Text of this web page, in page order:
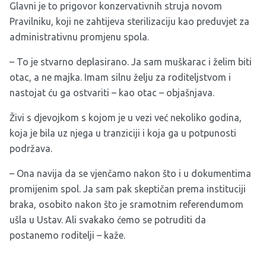
Glavni je to prigovor konzervativnih struja novom
Pravilniku, koji ne zahtijeva sterilizaciju kao preduvjet za
administrativnu promjenu spola.
– To je stvarno deplasirano. Ja sam muškarac i želim biti
otac, a ne majka. Imam silnu želju za roditeljstvom i
nastojat ću ga ostvariti – kao otac – objašnjava.
Živi s djevojkom s kojom je u vezi već nekoliko godina,
koja je bila uz njega u tranziciji i koja ga u potpunosti
podržava.
– Ona navija da se vjenčamo nakon što i u dokumentima
promijenim spol. Ja sam pak skeptičan prema instituciji
braka, osobito nakon što je sramotnim referendumom
ušla u Ustav. Ali svakako ćemo se potruditi da
postanemo roditelji – kaže.